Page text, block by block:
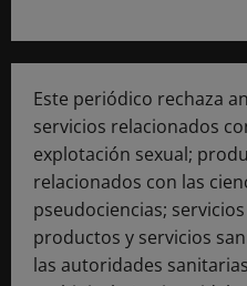
Este periódico rechaza
servicios relacionados
explotación sexual;
relacionados con las
pseudociencias;
productos y servicios
las autoridades